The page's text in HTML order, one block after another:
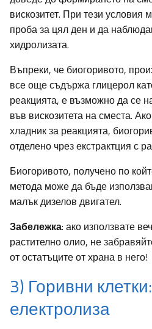
вискозитет. При тези условия
проба за цял ден и да
хидролизата.
Въпреки, че биогоривото,
все още съдържа глицерол
реакцията, е възможно да се
във вискозитета на сместа.
хладник за реакцията,
отделено чрез екстрактция с
Биогоривото, получено по
метода може да бъде
малък дизелов двигател.
Забележка: ако използвате
растително олио, не
от остатъците от храна в него!
3) Горивни
електролиза